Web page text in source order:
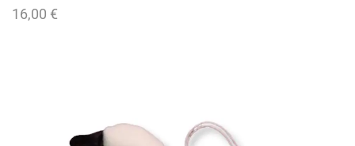
16,00 €